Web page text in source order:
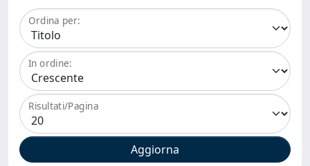
Ordina per:
In ordine:
Risultati/Pagina